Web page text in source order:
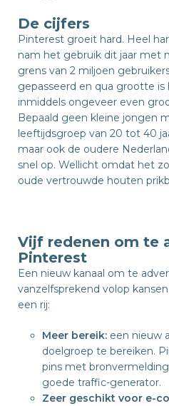
De cijfers
Pinterest groeit hard. Heel
nam het gebruik dit jaar met
grens van 2 miljoen
gepasseerd en qua grootte is
inmiddels ongeveer even
Bepaald geen kleine jongen
leeftijdsgroep van 20 tot 40
maar ook de oudere
snel op. Wellicht omdat het
oude vertrouwde houten
Vijf redenen om te
Pinterest
Een nieuw kanaal om te
vanzelfsprekend volop
een rij:
Meer bereik: een nieuw
doelgroep te bereiken.
pins met
goede traffic-generator.
Zeer geschikt voor e-